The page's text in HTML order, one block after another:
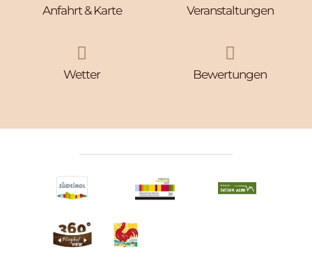
Anfahrt & Karte Veranstaltungen

Wetter

Bewertungen